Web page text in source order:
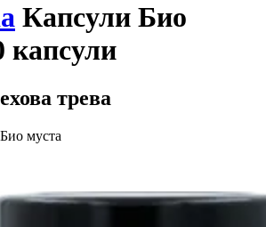
Капсули Био
капсули
трева
муста